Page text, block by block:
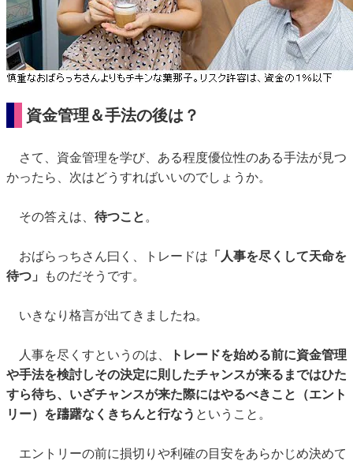
資金管理＆手法の後は？
さて、資金管理を学び、ある程度優位性のある手法が見つ
かったら、次はどうすればいいのでしょうか。
その答えは、 待つこと 。
おばらっちさん曰く、トレードは 「人事を尽くして天命を
待つ」
ものだそうです。
いきなり格言が出てきましたね。
人事を尽くすというのは、
トレードを始める前に資金管理
や手法を検討しその決定に則したチャンスが来るまではひた
すら待ち、いざチャンスが来た際にはやるべきこと（エント
リー）を躊躇なくきちんと行なう ということ。
エントリーの前に損切りや利確の目安をあらかじめ決めて